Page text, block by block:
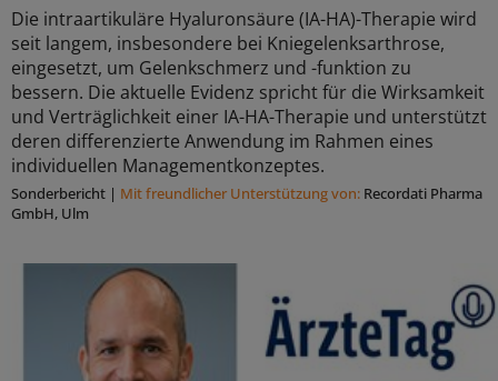
Die intraartikuläre Hyaluronsäure (IA-HA)-Therapie wird
seit langem, insbesondere bei Kniegelenksarthrose,
eingesetzt, um Gelenkschmerz und -funktion zu
bessern. Die aktuelle Evidenz spricht für die Wirksamkeit
und Verträglichkeit einer IA-HA-Therapie und unterstützt
deren differenzierte Anwendung im Rahmen eines
individuellen Managementkonzeptes.
Sonderbericht | Mit freundlicher Unterstützung von: Recordati Pharma
GmbH, Ulm